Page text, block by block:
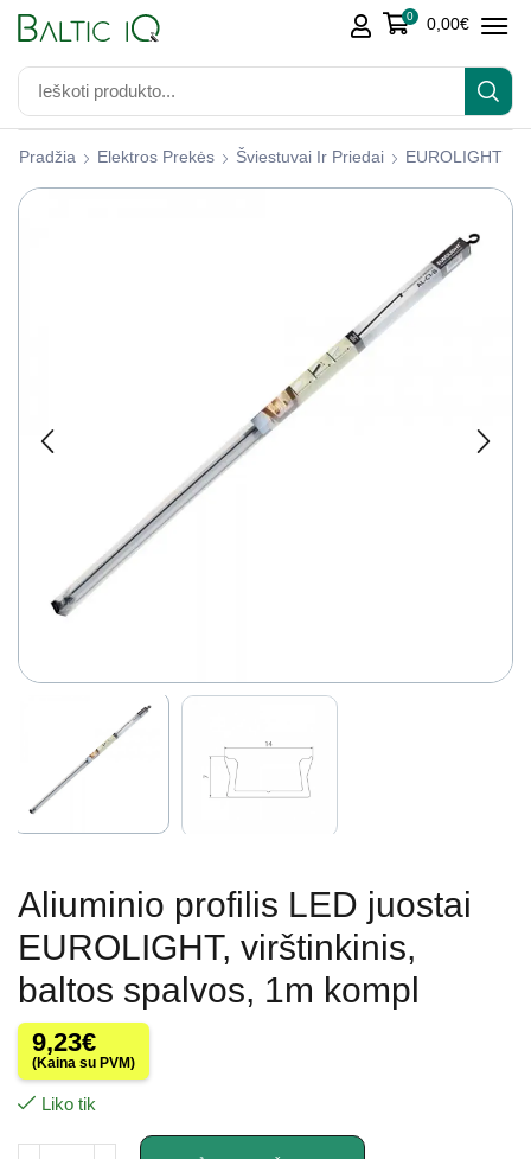
0 0,00€
Pradžia Elektros Prekės Šviestuvai Ir Priedai EUROLIGHT
Aliuminio profilis LED juostai
EUROLIGHT, virštinkinis,
baltos spalvos, 1m kompl
9,23€
(Kaina su PVM)
Liko tik